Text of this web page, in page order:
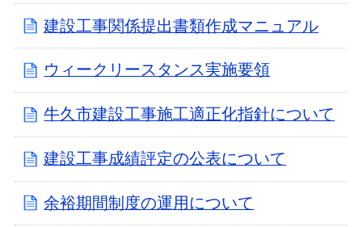
建設工事関係提出書類作成マニュアル
ウィークリースタンス実施要領
牛久市建設工事施工適正化指針について
建設工事成績評定の公表について
余裕期間制度の運用について